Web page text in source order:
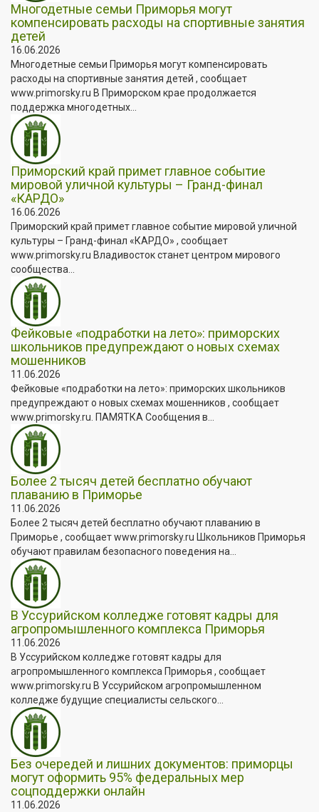
Многодетные семьи Приморья могут
компенсировать расходы на спортивные занятия
детей
16.06.2026
Многодетные семьи Приморья могут компенсировать
расходы на спортивные занятия детей , сообщает
www.primorsky.ru В Приморском крае продолжается
поддержка многодетных...
Приморский край примет главное событие
мировой уличной культуры – Гранд-финал
«КАРДО»
16.06.2026
Приморский край примет главное событие мировой уличной
культуры – Гранд-финал «КАРДО» , сообщает
www.primorsky.ru Владивосток станет центром мирового
сообщества...
Фейковые «подработки на лето»: приморских
школьников предупреждают о новых схемах
мошенников
11.06.2026
Фейковые «подработки на лето»: приморских школьников
предупреждают о новых схемах мошенников , сообщает
www.primorsky.ru. ПАМЯТКА Сообщения в...
Более 2 тысяч детей бесплатно обучают
плаванию в Приморье
11.06.2026
Более 2 тысяч детей бесплатно обучают плаванию в
Приморье , сообщает www.primorsky.ru Школьников Приморья
обучают правилам безопасного поведения на...
В Уссурийском колледже готовят кадры для
агропромышленного комплекса Приморья
11.06.2026
В Уссурийском колледже готовят кадры для
агропромышленного комплекса Приморья , сообщает
www.primorsky.ru В Уссурийском агропромышленном
колледже будущие специалисты сельского...
Без очередей и лишних документов: приморцы
могут оформить 95% федеральных мер
соцподдержки онлайн
11.06.2026